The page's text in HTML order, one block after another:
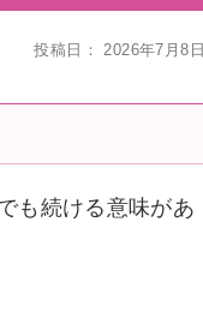
投稿日：2026年7月8日
も続ける意味があ